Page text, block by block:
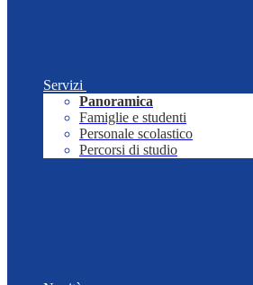
Servizi
Panoramica
Famiglie e studenti
Personale scolastico
Percorsi di studio